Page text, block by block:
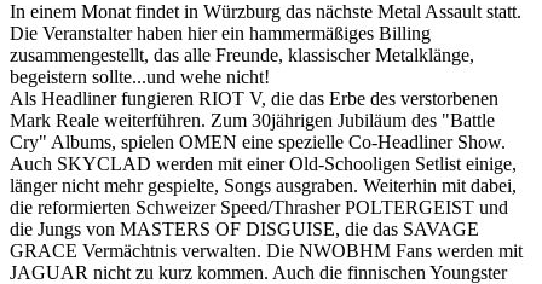
In einem Monat findet in Würzburg das nächste Metal Assault statt.
Die Veranstalter haben hier ein hammermäßiges Billing
zusammengestellt, das alle Freunde, klassischer Metalklänge,
begeistern sollte...und wehe nicht!
Als Headliner fungieren RIOT V, die das Erbe des verstorbenen
Mark Reale weiterführen. Zum 30jährigen Jubiläum des "Battle
Cry" Albums, spielen OMEN eine spezielle Co-Headliner Show.
Auch SKYCLAD werden mit einer Old-Schooligen Setlist einige,
länger nicht mehr gespielte, Songs ausgraben. Weiterhin mit dabei,
die reformierten Schweizer Speed/Thrasher POLTERGEIST und
die Jungs von MASTERS OF DISGUISE, die das SAVAGE
GRACE Vermächtnis verwalten. Die NWOBHM Fans werden mit
JAGUAR nicht zu kurz kommen. Auch die finnischen Youngster